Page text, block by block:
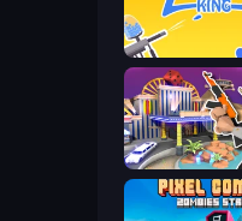
Paintball King
Casino Robbery